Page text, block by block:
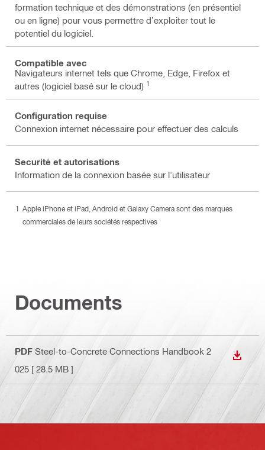
formation technique et des démonstrations (en présentiel
ou en ligne) pour vous permettre d’exploiter tout le
potentiel du logiciel.
Compatible avec
Navigateurs internet tels que Chrome, Edge, Firefox et
autres (logiciel basé sur le cloud) 1
Configuration requise
Connexion internet nécessaire pour effectuer des calculs
Securité et autorisations
Information de la connexion basée sur l'utilisateur
Apple iPhone et iPad, Android et Galaxy Camera sont des marques
commerciales de leurs sociétés respectives
Documents
PDF Steel-to-Concrete Connections Handbook 2
025 [ 28.5 MB ]